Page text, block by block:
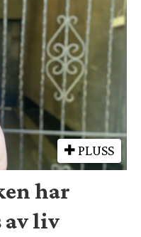
PLUSS
har
av liv